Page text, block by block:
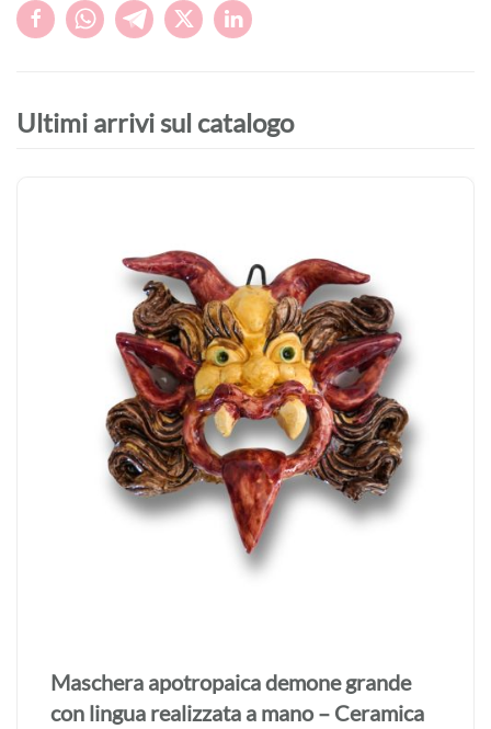
Ultimi arrivi sul catalogo
Maschera apotropaica demone grande
con lingua realizzata a mano – Ceramica